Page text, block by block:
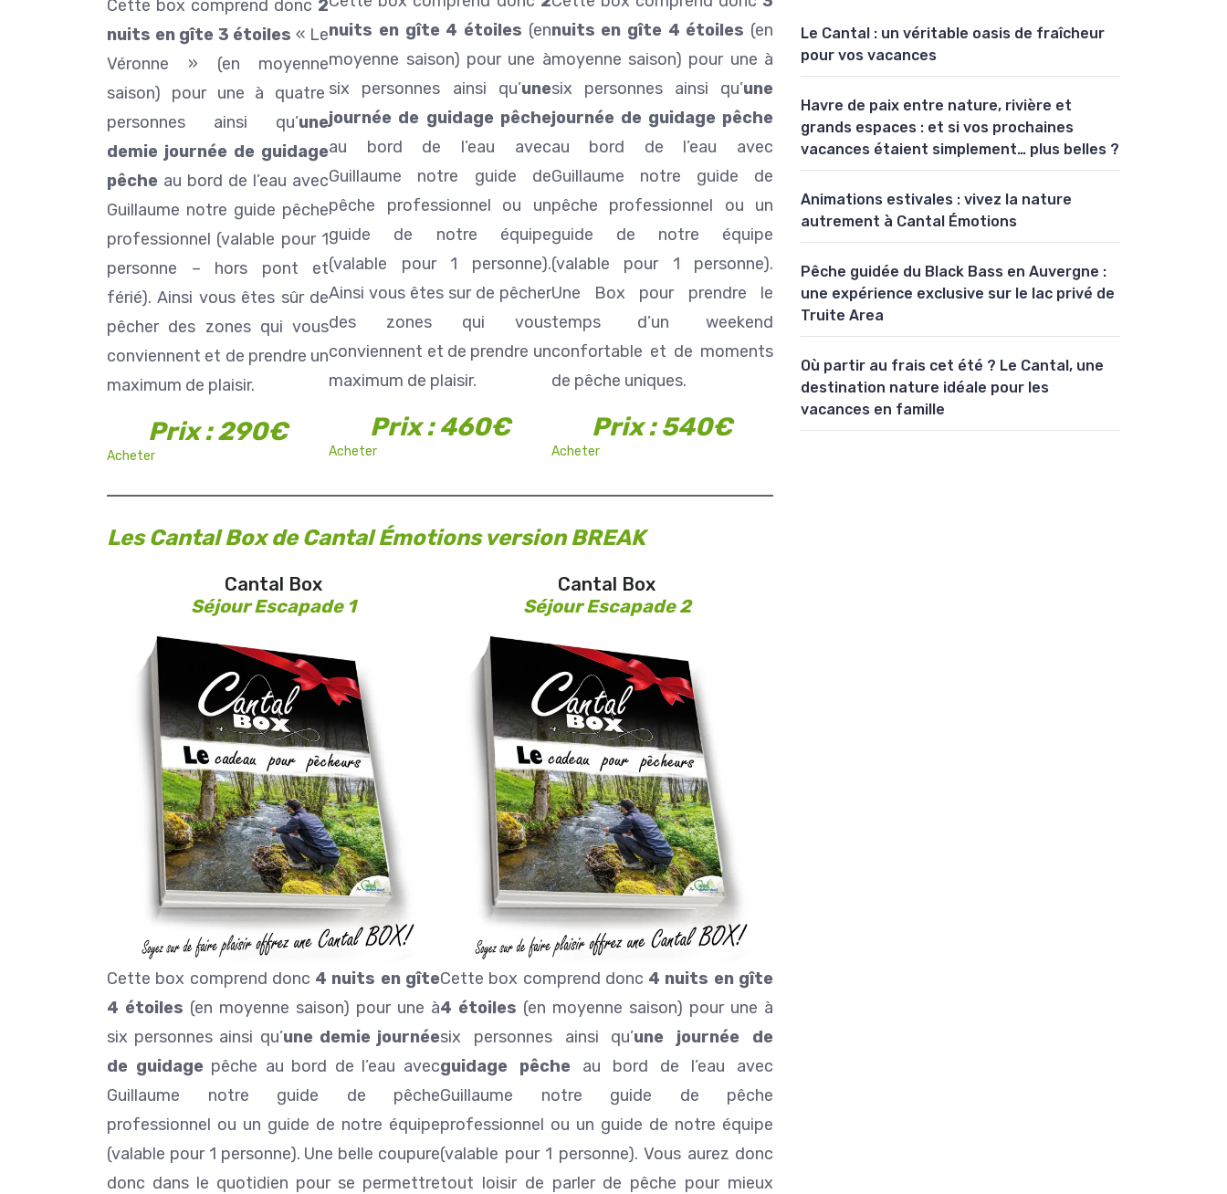
Cette box comprend donc 2
nuits en gîte 3 étoiles « Le
Véronne » (en moyenne
saison) pour une à quatre
personnes ainsi qu’une
demie journée de guidage
pêche au bord de l’eau avec
Guillaume notre guide pêche
professionnel (valable pour 1
personne – hors pont et
férié). Ainsi vous êtes sûr de
pêcher des zones qui vous
conviennent et de prendre un
maximum de plaisir.
Prix : 290€
Acheter
nuits en gîte 4 étoiles (en
moyenne saison) pour une à
six personnes ainsi qu’une
journée de guidage pêche
au bord de l’eau avec
Guillaume notre guide de
pêche professionnel ou un
guide de notre équipe
(valable pour 1 personne).
Ainsi vous êtes sur de pêcher
des zones qui vous
conviennent et de prendre un
maximum de plaisir.
Prix : 460€
Acheter
nuits en gîte 4 étoiles (en
moyenne saison) pour une à
six personnes ainsi qu’une
journée de guidage pêche
au bord de l’eau avec
Guillaume notre guide de
pêche professionnel ou un
guide de notre équipe
(valable pour 1 personne).
Une Box pour prendre le
temps d’un weekend
confortable et de moments
de pêche uniques.
Prix : 540€
Acheter
Les Cantal Box de Cantal Émotions version BREAK
Cantal Box
Séjour Escapade 1
Cette box comprend donc 4 nuits en gîte
4 étoiles (en moyenne saison) pour une à
six personnes ainsi qu’une demie journée
de guidage pêche au bord de l’eau avec
Guillaume notre guide de pêche
professionnel ou un guide de notre équipe
(valable pour 1 personne). Une belle coupure
donc dans le quotidien pour se permettre
Cantal Box
Séjour Escapade 2
Cette box comprend donc 4 nuits en gîte
4 étoiles (en moyenne saison) pour une à
six personnes ainsi qu’une journée de
guidage pêche au bord de l’eau avec
Guillaume notre guide de pêche
professionnel ou un guide de notre équipe
(valable pour 1 personne). Vous aurez donc
tout loisir de parler de pêche pour mieux
Le Cantal : un véritable oasis de fraîcheur
pour vos vacances
Havre de paix entre nature, rivière et
grands espaces : et si vos prochaines
vacances étaient simplement… plus belles ?
Animations estivales : vivez la nature
autrement à Cantal Émotions
Pêche guidée du Black Bass en Auvergne :
une expérience exclusive sur le lac privé de
Truite Area
Où partir au frais cet été ? Le Cantal, une
destination nature idéale pour les
vacances en famille